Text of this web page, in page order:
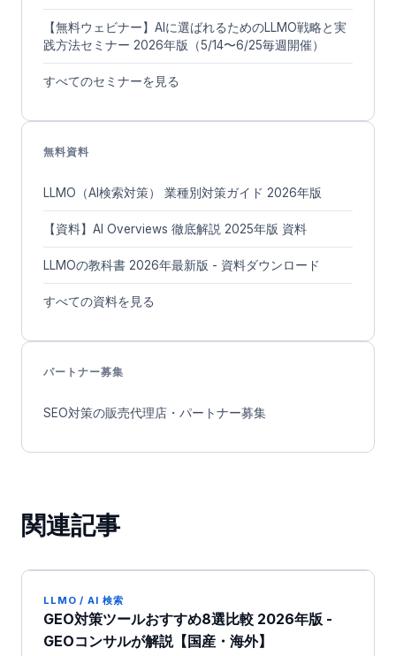
【無料ウェビナー】AIに選ばれるためのLLMO戦略と実
践方法セミナー 2026年版（5/14〜6/25毎週開催）
すべてのセミナーを見る
無料資料
LLMO（AI検索対策） 業種別対策ガイド 2026年版
【資料】AI Overviews 徹底解説 2025年版 資料
LLMOの教科書 2026年最新版 - 資料ダウンロード
すべての資料を見る
パートナー募集
SEO対策の販売代理店・パートナー募集
関連記事
LLMO / AI 検索
GEO対策ツールおすすめ8選比較 2026年版 -
GEOコンサルが解説【国産・海外】